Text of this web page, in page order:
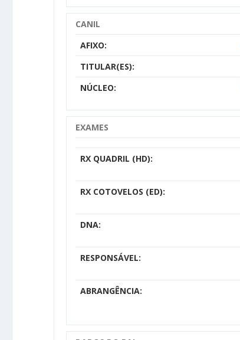
CANIL
AFIXO:
TITULAR(ES):
NÚCLEO:
EXAMES
RX QUADRIL (HD):
RX COTOVELOS (ED):
DNA:
RESPONSÁVEL:
ABRANGÊNCIA: